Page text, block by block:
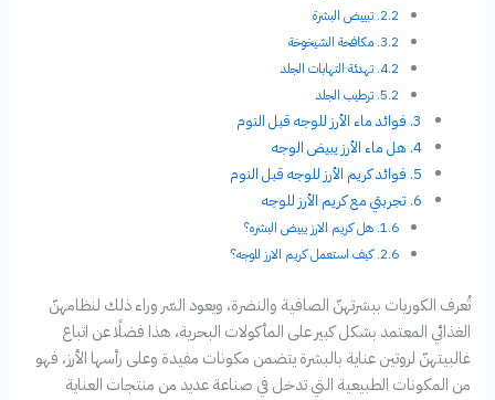
تبييض البشرة
مكافحة الشيخوخة
تهدئة التهابات الجلد
ترطيب الجلد
فوائد ماء الأرز للوجه قبل النوم
هل ماء الأرز يبيض الوجه
فوائد كريم الأرز للوجه قبل النوم
تجربتي مع كريم الأرز للوجه
هل كريم الارز يبيض البشره؟
كيف استعمل كريم الارز للوجه؟
تُعرف الكوريات ببشرتهنّ الصافية والنضرة، ويعود السّر وراء ذلك لنظامهنّ
الغذائي المعتمد بشكل كبير على المأكولات البحرية، هذا فضلًا عن اتباع
غالبيتهنّ لروتين عناية بالبشرة يتضمن مكونات مفيدة وعلى رأسها الأرز، فهو
من المكونات الطبيعية التي تدخل في صناعة عديد من منتجات العناية